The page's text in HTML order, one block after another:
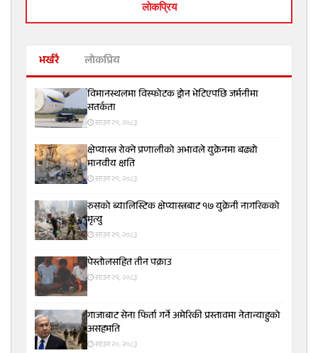
लाेकप्रिय
भर्खरै लोकप्रिय
विमानस्थलमा विस्फोटक ड्रोन भेटिएपछि जर्मनीमा
सतर्कता
साउन २१, २०८३
क्षेप्यास्त्र रोक्ने प्रणालीको अभावले युक्रेनमा बढ्यो
मानवीय क्षति
साउन २१, २०८३
रुसको ब्यालिस्टिक क्षेप्यास्त्रबाट १७ युक्रेनी नागरिकको
मृत्यु
साउन २१, २०८३
पेस्तोलसहित तीन पक्राउ
साउन २१, २०८३
गाजाबाट सेना फिर्ता गर्ने अमेरिकी प्रस्तावमा नेतान्याहुको
असहमति
साउन २०, २०८३